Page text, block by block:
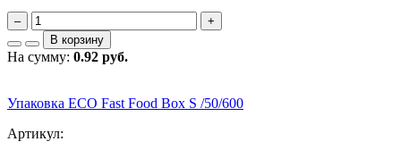
–
+
В корзину
На сумму: 0.92 руб.
Упаковка ECO Fast Food Box S /50/600
Артикул: